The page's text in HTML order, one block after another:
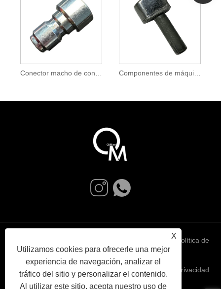
X
Utilizamos cookies para ofrecerle una mejor
experiencia de navegación, analizar el
tráfico del sitio y personalizar el contenido.
Al utilizar este sitio, acepta nuestro uso de
política de
privacidad